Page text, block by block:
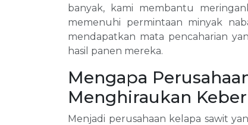
banyak, kami membantu
memenuhi permintaan minyak
mendapatkan mata pencaharian
hasil panen mereka.
Mengapa
Menghiraukan
Menjadi perusahaan kelapa sawit